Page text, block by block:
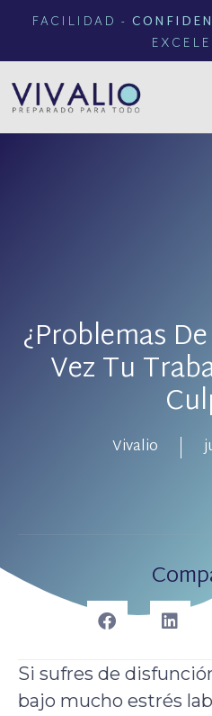
FACILIDAD -
¿Problemas
Vez Tu
Vivalio
Si sufres de
bajo mucho estrés